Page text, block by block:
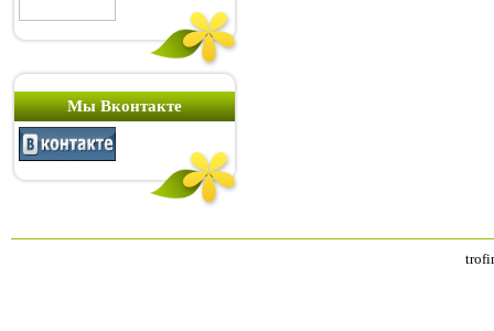
Мы Вконтакте